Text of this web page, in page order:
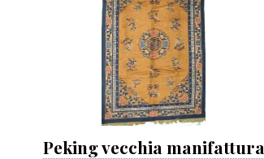
Peking vecchia manifattura